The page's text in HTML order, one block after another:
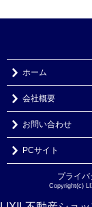
ホーム
会社概要
お問い合わせ
PCサイト
プライ
Copyright(c)